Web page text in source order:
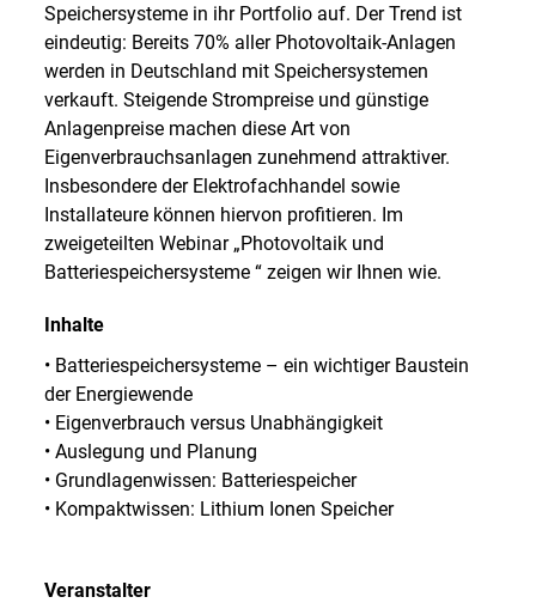
Speichersysteme in ihr Portfolio auf. Der Trend ist
eindeutig: Bereits 70% aller Photovoltaik-Anlagen
werden in Deutschland mit Speichersystemen
verkauft. Steigende Strompreise und günstige
Anlagenpreise machen diese Art von
Eigenverbrauchsanlagen zunehmend attraktiver.
Insbesondere der Elektrofachhandel sowie
Installateure können hiervon profitieren. Im
zweigeteilten Webinar „Photovoltaik und
Batteriespeichersysteme “ zeigen wir Ihnen wie.
Inhalte
• Batteriespeichersysteme – ein wichtiger Baustein
der Energiewende
• Eigenverbrauch versus Unabhängigkeit
• Auslegung und Planung
• Grundlagenwissen: Batteriespeicher
• Kompaktwissen: Lithium Ionen Speicher
Veranstalter